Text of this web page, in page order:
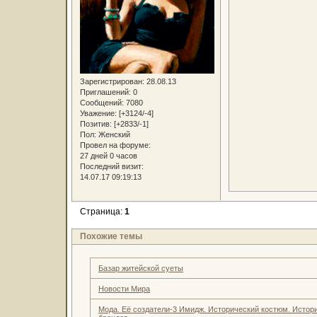
Зарегистрирован: 28.08.13
Приглашений: 0
Сообщений: 7080
Уважение: [+3124/-4]
Позитив: [+2833/-1]
Пол: Женский
Провел на форуме:
27 дней 0 часов
Последний визит:
14.07.17 09:19:13
Страница: 1
Похожие темы
Базар житейской суеты
Новости Мира
Мода. Её создатели-3 Имидж. Исторический костюм.